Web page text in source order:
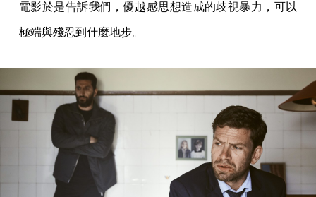
電影於是告訴我們，優越感思想造成的歧視暴力，可以
極端與殘忍到什麼地步。